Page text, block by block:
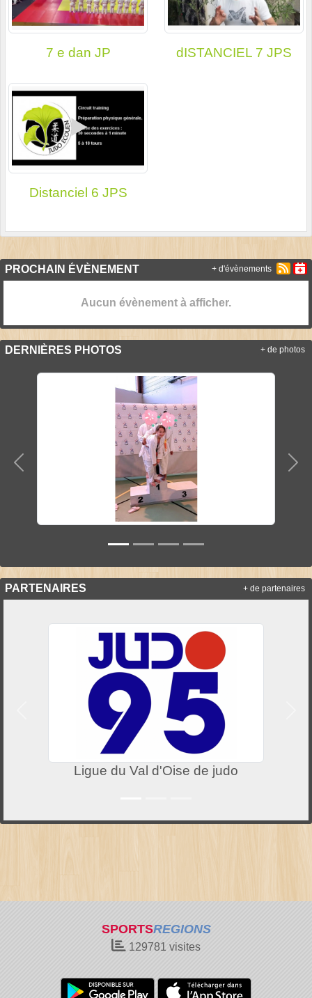
7 e dan JP dISTANCIEL 7 JPS
Distanciel 6 JPS
PROCHAIN ÉVÈNEMENT
Aucun évènement à afficher.
+ d'évènements
DERNIÈRES PHOTOS
Précedent
+ de photos
PARTENAIRES
Ligue du Val d'Oise de judo
+ de partenaires
SPORTSREGIONS
129781 visites